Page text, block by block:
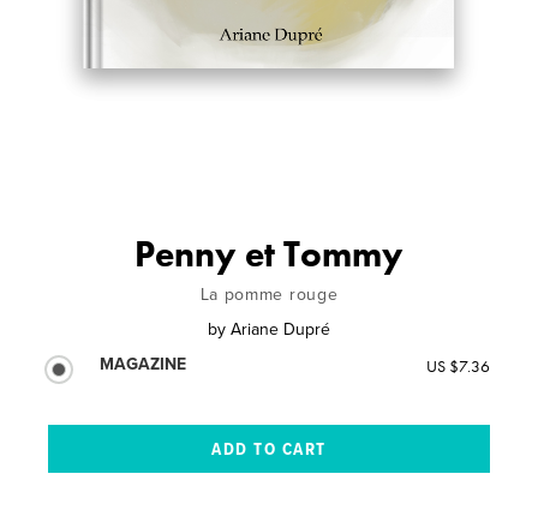
Penny et Tommy
La pomme rouge
by Ariane Dupré
MAGAZINE
US $7.36